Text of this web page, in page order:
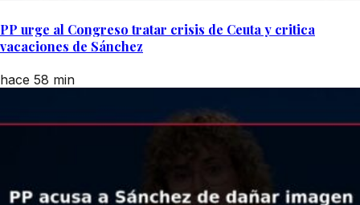
PP urge al Congreso tratar crisis de Ceuta y critica
vacaciones de Sánchez
hace 58 min